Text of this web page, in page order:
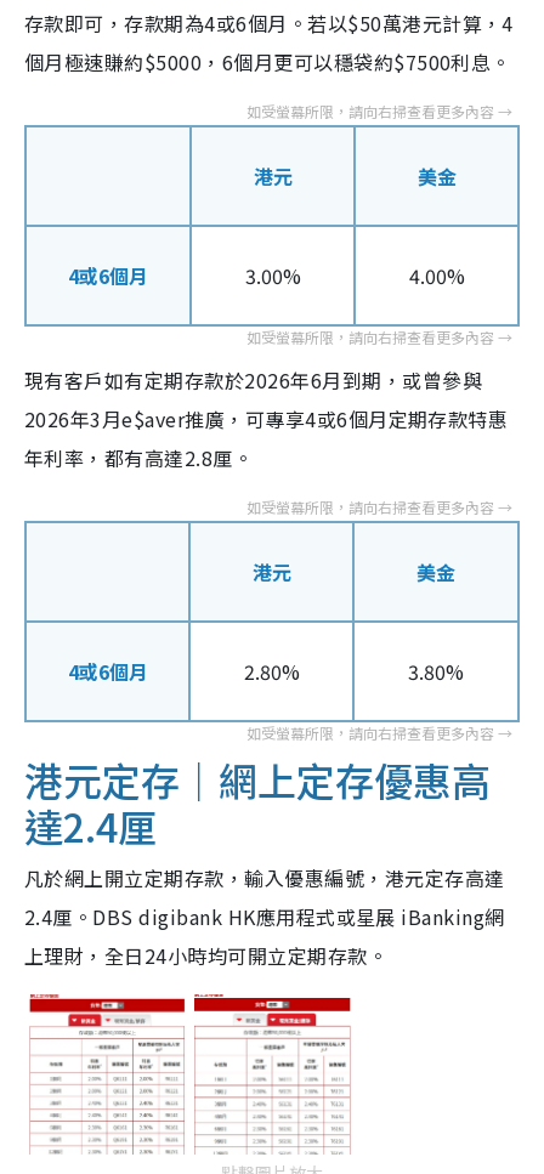
存款即可，存款期為4或6個月。若以$50萬港元計算，4
個月極速賺約$5000，6個月更可以穩袋約$7500利息。
港元 美金
4或6個月 3.00% 4.00%
現有客戶如有定期存款於2026年6月到期，或曾參與
2026年3月e$aver推廣，可專享4或6個月定期存款特惠
年利率，都有高達2.8厘。
港元 美金
4或6個月 2.80% 3.80%
港元定存｜網上定存優惠高
達2.4厘
凡於網上開立定期存款，輸入優惠編號，港元定存高達
2.4厘。DBS digibank HK應用程式或星展 iBanking網
上理財，全日24小時均可開立定期存款。